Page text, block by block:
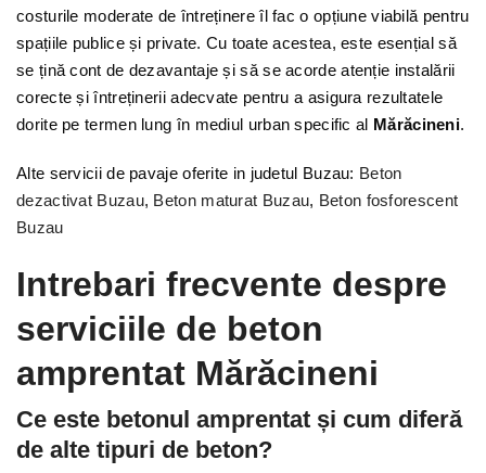
costurile moderate de întreținere îl fac o opțiune viabilă pentru
spațiile publice și private. Cu toate acestea, este esențial să
se țină cont de dezavantaje și să se acorde atenție instalării
corecte și întreținerii adecvate pentru a asigura rezultatele
dorite pe termen lung în mediul urban specific al Mărăcineni.
Alte servicii de pavaje oferite in judetul Buzau: Beton
dezactivat Buzau, Beton maturat Buzau, Beton fosforescent
Buzau
Intrebari frecvente despre
serviciile de beton
amprentat Mărăcineni
Ce este betonul amprentat și cum diferă
de alte tipuri de beton?